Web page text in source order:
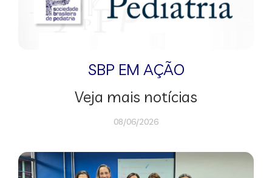
SBP EM AÇÃO
Veja mais notícias
08/06/2026